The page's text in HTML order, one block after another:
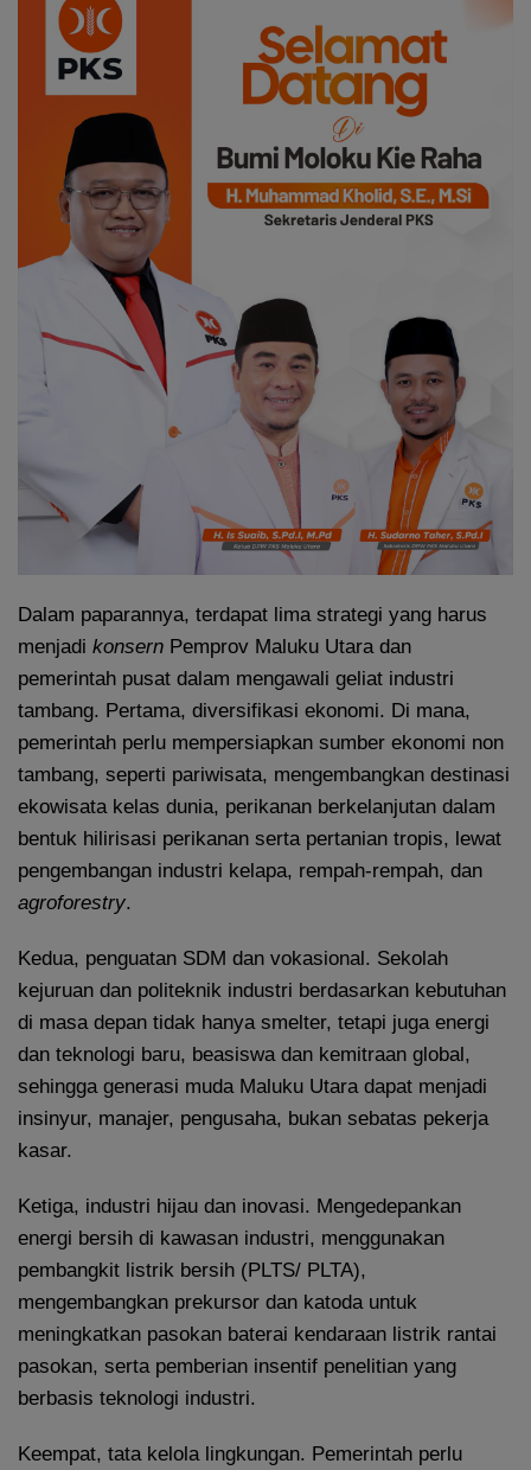
Dalam paparannya, terdapat lima strategi yang harus
menjadi konsern Pemprov Maluku Utara dan
pemerintah pusat dalam mengawali geliat industri
tambang. Pertama, diversifikasi ekonomi. Di mana,
pemerintah perlu mempersiapkan sumber ekonomi non
tambang, seperti pariwisata, mengembangkan destinasi
ekowisata kelas dunia, perikanan berkelanjutan dalam
bentuk hilirisasi perikanan serta pertanian tropis, lewat
pengembangan industri kelapa, rempah-rempah, dan
agroforestry.
Kedua, penguatan SDM dan vokasional. Sekolah
kejuruan dan politeknik industri berdasarkan kebutuhan
di masa depan tidak hanya smelter, tetapi juga energi
dan teknologi baru, beasiswa dan kemitraan global,
sehingga generasi muda Maluku Utara dapat menjadi
insinyur, manajer, pengusaha, bukan sebatas pekerja
kasar.
Ketiga, industri hijau dan inovasi. Mengedepankan
energi bersih di kawasan industri, menggunakan
pembangkit listrik bersih (PLTS/ PLTA),
mengembangkan prekursor dan katoda untuk
meningkatkan pasokan baterai kendaraan listrik rantai
pasokan, serta pemberian insentif penelitian yang
berbasis teknologi industri.
Keempat, tata kelola lingkungan. Pemerintah perlu